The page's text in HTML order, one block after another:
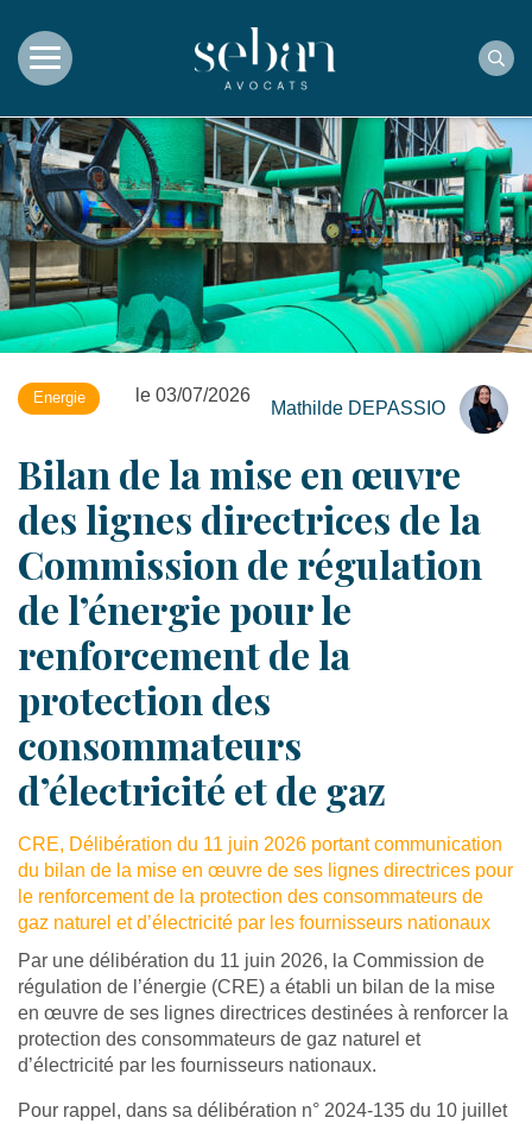
Energie le 03/07/2026
Mathilde DEPASSIO
Bilan de la mise en œuvre
des lignes directrices de la
Commission de régulation
de l’énergie pour le
renforcement de la
protection des
consommateurs
d’électricité et de gaz
CRE, Délibération du 11 juin 2026 portant communication
du bilan de la mise en œuvre de ses lignes directrices pour
le renforcement de la protection des consommateurs de
gaz naturel et d’électricité par les fournisseurs nationaux
Par une délibération du 11 juin 2026, la Commission de
régulation de l’énergie (CRE) a établi un bilan de la mise
en œuvre de ses lignes directrices destinées à renforcer la
protection des consommateurs de gaz naturel et
d’électricité par les fournisseurs nationaux.
Pour rappel, dans sa délibération n° 2024-135 du 10 juillet